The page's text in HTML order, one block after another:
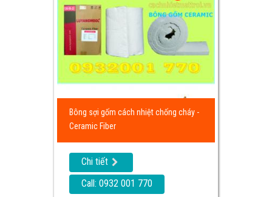
Bông sợi gốm cách nhiệt chống cháy -
Ceramic Fiber
Chi tiết
Call: 0932 001 770